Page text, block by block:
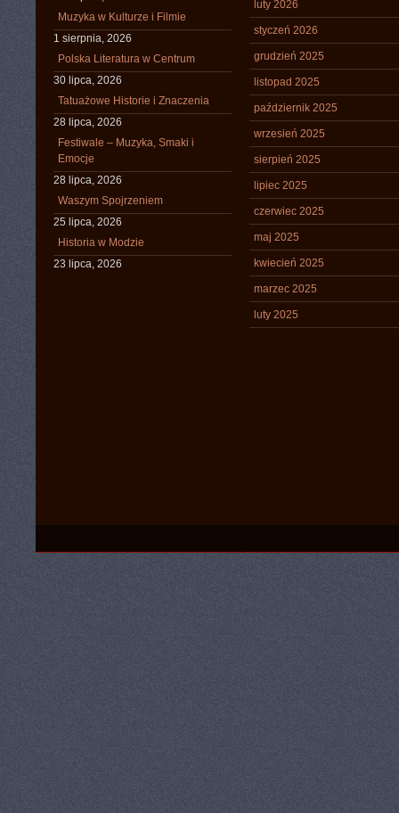
Muzyka w Kulturze i Filmie
1 sierpnia, 2026
Polska Literatura w Centrum
30 lipca, 2026
Tatuażowe Historie i Znaczenia
28 lipca, 2026
Festiwale – Muzyka, Smaki i
Emocje
28 lipca, 2026
Waszym Spojrzeniem
25 lipca, 2026
Historia w Modzie
23 lipca, 2026
luty 2026
styczeń 2026
grudzień 2025
listopad 2025
październik 2025
wrzesień 2025
sierpień 2025
lipiec 2025
czerwiec 2025
maj 2025
kwiecień 2025
marzec 2025
luty 2025